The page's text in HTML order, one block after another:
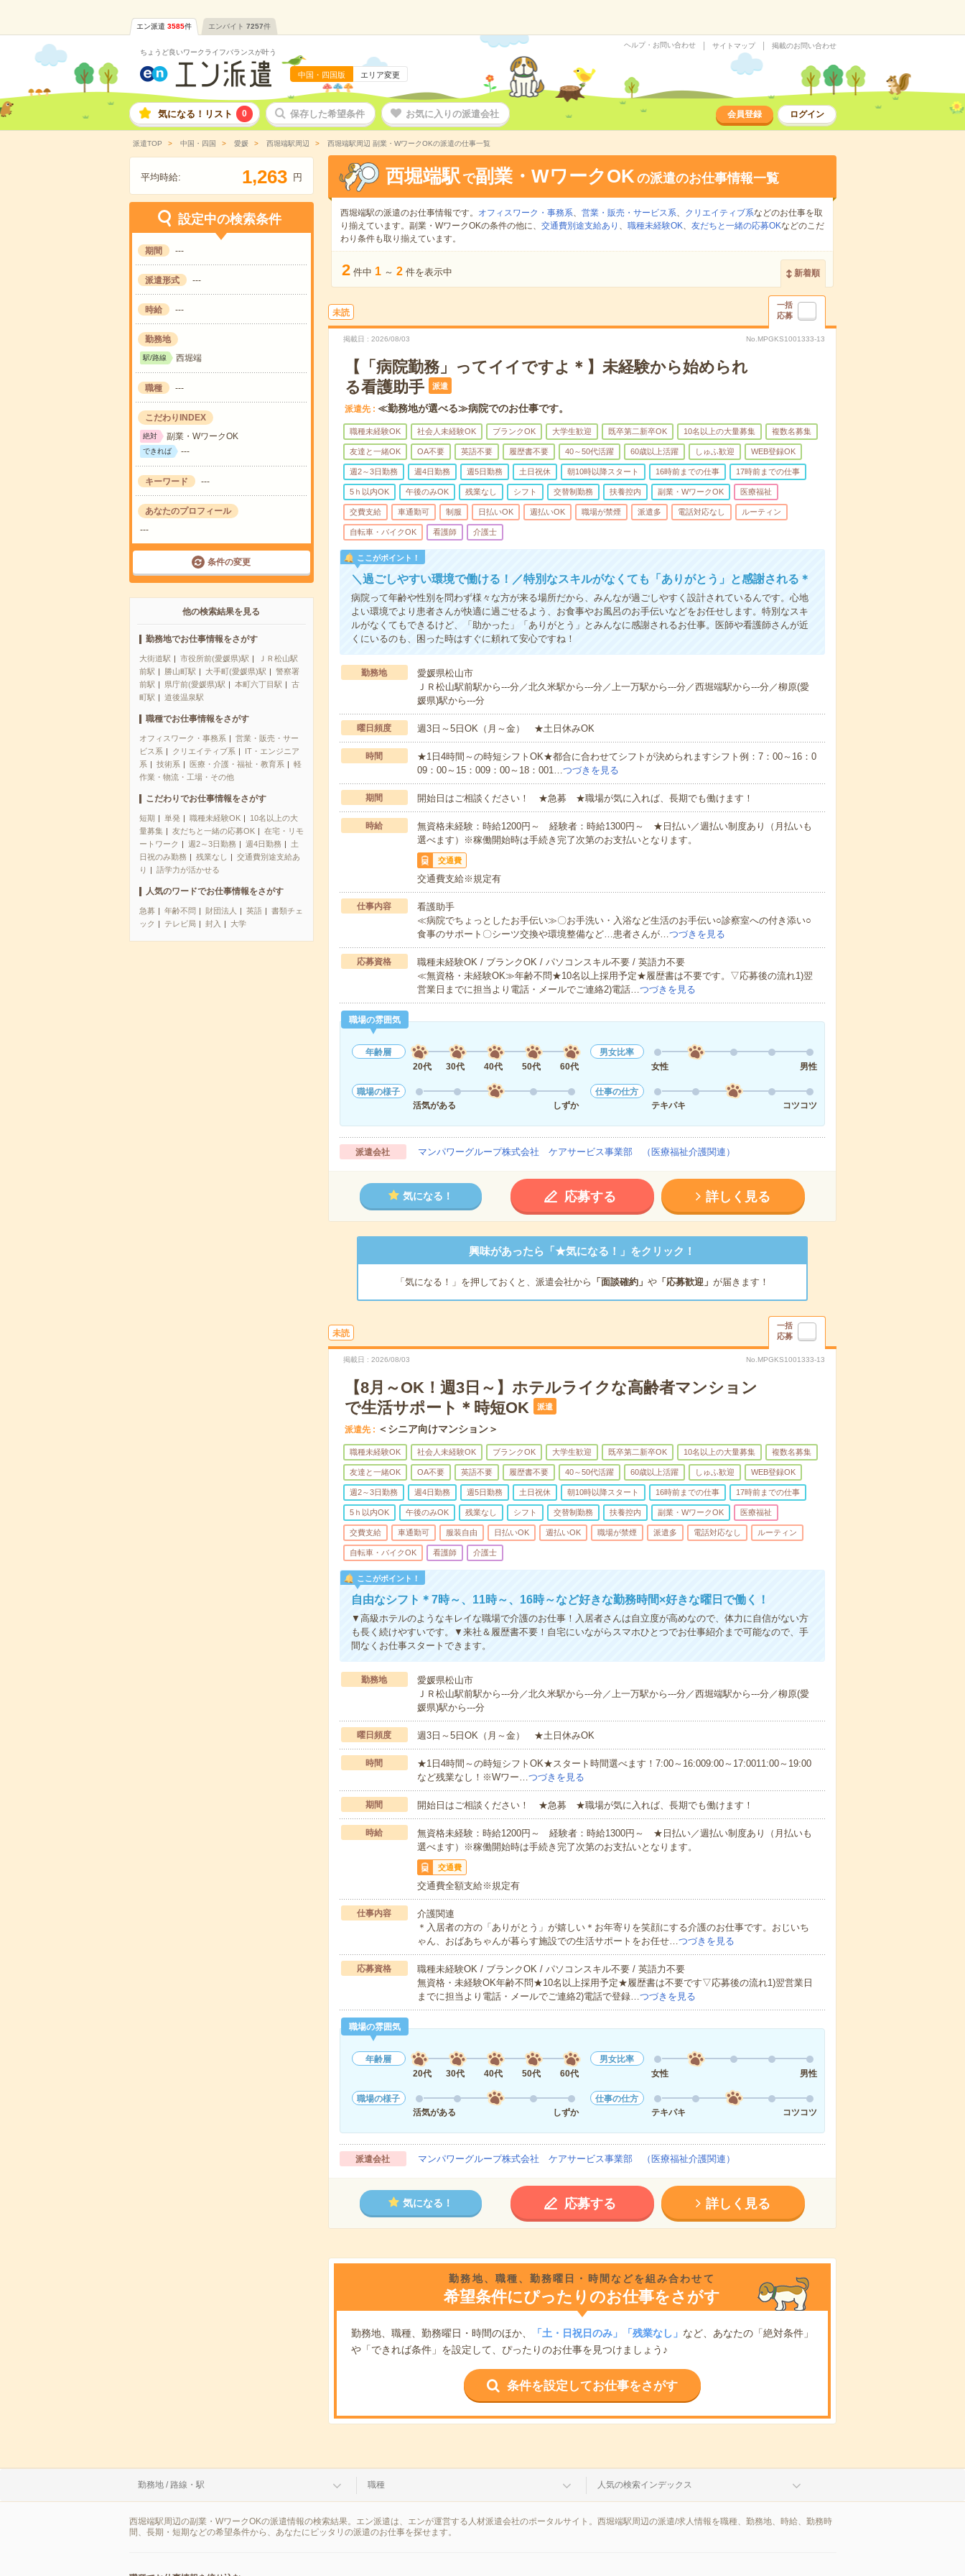
エン派遣 3585件 エンバイト 7257件
ちょうど良いワークライフバランスが叶う
中国・四国版 エリア変更
ヘルプ・お問い合わせ サイトマップ 掲載のお問い合わせ
気になる！リスト 0 保存した希望条件 お気に入りの派遣会社 会員登録 ログイン
派遣TOP 中国・四国 愛媛 西堀端駅周辺 西堀端駅周辺 副業・WワークOKの派遣の仕事一覧
平均時給: 1,263 円
設定中の検索条件
期間 ---
派遣形式 ---
時給 ---
勤務地
駅/路線 西堀端
職種 ---
こだわりINDEX
絶対 副業・WワークOK
できれば ---
キーワード ---
あなたのプロフィール
---
条件の変更
他の検索結果を見る
勤務地でお仕事情報をさがす
大街道駅 市役所前(愛媛県)駅
ＪＲ松山駅
前駅
勝山町駅 大手町(愛媛県)駅
警察署
前駅
県庁前(愛媛県)駅 本町六丁目駅
古
町駅
道後温泉駅
職種でお仕事情報をさがす
オフィスワーク・事務系
営業・販売・サー
ビス系
クリエイティブ系
IT・エンジニア
系
技術系 医療・介護・福祉・教育系
軽
作業・物流・工場・その他
こだわりでお仕事情報をさがす
短期 単発 職種未経験OK
10名以上の大
量募集
友だちと一緒の応募OK
在宅・リモ
ートワーク
週2～3日勤務 週4日勤務
土
日祝のみ勤務
残業なし
交通費別途支給あ
り
語学力が活かせる
人気のワードでお仕事情報をさがす
急募 年齢不問 財団法人 英語
書類チェ
ック
テレビ局 封入 大学
西堀端駅 で副業・WワークOKの派遣のお仕事情報一覧
西堀端駅の派遣のお仕事情報です。 オフィスワーク・事務系、 営業・販売・サービス系、 クリエイティブ系などのお仕事を取
り揃えています。副業・WワークOKの条件の他に、 交通費別途支給あり 、 職種未経験OK、 友だちと一緒の応募OKなどのこだ
わり条件も取り揃えています。
2 件中 1 ～ 2 件を表示中 新着順
未読
一括
応募
掲載日 2026/08/03 No.MPGKS1001333-13
【「病院勤務」ってイイですよ＊】未経験から始められ
る看護助手
派遣
派遣先 ≪勤務地が選べる≫病院でのお仕事です。
職種未経験OK 社会人未経験OK ブランクOK 大学生歓迎 既卒第二新卒OK 10名以上の大量募集 複数名募集
友達と一緒OK OA不要 英語不要 履歴書不要 40～50代活躍 60歳以上活躍 しゅふ歓迎 WEB登録OK
週2～3日勤務 週4日勤務 週5日勤務 土日祝休 朝10時以降スタート 16時前までの仕事 17時前までの仕事
5ｈ以内OK 午後のみOK 残業なし シフト 交替制勤務 扶養控内 副業・WワークOK 医療福祉
交費支給 車通勤可 制服 日払いOK 週払いOK 職場が禁煙 派遣多 電話対応なし ルーティン
自転車・バイクOK 看護師 介護士
ここがポイント！
＼過ごしやすい環境で働ける！／特別なスキルがなくても「ありがとう」と感謝される＊
病院って年齢や性別を問わず様々な方が来る場所だから、みんなが過ごしやすく設計されているんです。心地
よい環境でより患者さんが快適に過ごせるよう、お食事やお風呂のお手伝いなどをお任せします。特別なスキ
ルがなくてもできるけど、「助かった」「ありがとう」とみんなに感謝されるお仕事。医師や看護師さんが近
くにいるのも、困った時はすぐに頼れて安心ですね！
勤務地
愛媛県松山市
ＪＲ松山駅前駅から---分／北久米駅から---分／上一万駅から---分／西堀端駅から---分／柳原(愛
媛県)駅から---分
曜日頻度 週3日～5日OK（月～金） ★土日休みOK
時間
★1日4時間～の時短シフトOK★都合に合わせてシフトが決められますシフト例：7：00～16：0
09：00～15：009：00～18：001…つづきを見る
期間 開始日はご相談ください！ ★急募 ★職場が気に入れば、長期でも働けます！
時給
無資格未経験：時給1200円～ 経験者：時給1300円～ ★日払い／週払い制度あり（月払いも
選べます）※稼働開始時は手続き完了次第のお支払いとなります。
交通費
交通費支給※規定有
仕事内容
看護助手
≪病院でちょっとしたお手伝い≫〇お手洗い・入浴など生活のお手伝い○診察室への付き添い○
食事のサポート〇シーツ交換や環境整備など…患者さんが…つづきを見る
応募資格
職種未経験OK / ブランクOK / パソコンスキル不要 / 英語力不要
≪無資格・未経験OK≫年齢不問★10名以上採用予定★履歴書は不要です。▽応募後の流れ1)翌
営業日までに担当より電話・メールでご連絡2)電話…つづきを見る
職場の雰囲気
年齢層
20代
30代 40代 50代 60代
男女比率
女性
男性
職場の様子
活気がある
しずか
仕事の仕方
テキパキ
コツコツ
派遣会社 マンパワーグループ株式会社 ケアサービス事業部 （医療福祉介護関連）
気になる！ 応募する 詳しく見る
興味があったら「★気になる！」をクリック！
「気になる！」を押しておくと、派遣会社から 「面談確約」 や「応募歓迎」 が届きます！
未読
一括
応募
掲載日 2026/08/03 No.MPGKS1001333-13
【8月～OK！週3日～】ホテルライクな高齢者マンション
で生活サポート＊時短OK
派遣
派遣先 ＜シニア向けマンション＞
職種未経験OK 社会人未経験OK ブランクOK 大学生歓迎 既卒第二新卒OK 10名以上の大量募集 複数名募集
友達と一緒OK OA不要 英語不要 履歴書不要 40～50代活躍 60歳以上活躍 しゅふ歓迎 WEB登録OK
週2～3日勤務 週4日勤務 週5日勤務 土日祝休 朝10時以降スタート 16時前までの仕事 17時前までの仕事
5ｈ以内OK 午後のみOK 残業なし シフト 交替制勤務 扶養控内 副業・WワークOK 医療福祉
交費支給 車通勤可 服装自由 日払いOK 週払いOK 職場が禁煙 派遣多 電話対応なし ルーティン
自転車・バイクOK 看護師 介護士
ここがポイント！
自由なシフト＊7時～、11時～、16時～など好きな勤務時間×好きな曜日で働く！
▼高級ホテルのようなキレイな職場で介護のお仕事！入居者さんは自立度が高めなので、体力に自信がない方
も長く続けやすいです。▼来社＆履歴書不要！自宅にいながらスマホひとつでお仕事紹介まで可能なので、手
間なくお仕事スタートできます。
勤務地
愛媛県松山市
ＪＲ松山駅前駅から---分／北久米駅から---分／上一万駅から---分／西堀端駅から---分／柳原(愛
媛県)駅から---分
曜日頻度 週3日～5日OK（月～金） ★土日休みOK
時間
★1日4時間～の時短シフトOK★スタート時間選べます！7:00～16:009:00～17:0011:00～19:00
など残業なし！※Wワー…つづきを見る
期間 開始日はご相談ください！ ★急募 ★職場が気に入れば、長期でも働けます！
時給
無資格未経験：時給1200円～ 経験者：時給1300円～ ★日払い／週払い制度あり（月払いも
選べます）※稼働開始時は手続き完了次第のお支払いとなります。
交通費
交通費全額支給※規定有
仕事内容
介護関連
＊入居者の方の「ありがとう」が嬉しい＊お年寄りを笑顔にする介護のお仕事です。おじいち
ゃん、おばあちゃんが暮らす施設での生活サポートをお任せ…つづきを見る
応募資格
職種未経験OK / ブランクOK / パソコンスキル不要 / 英語力不要
無資格・未経験OK年齢不問★10名以上採用予定★履歴書は不要です▽応募後の流れ1)翌営業日
までに担当より電話・メールでご連絡2)電話で登録…つづきを見る
職場の雰囲気
年齢層
20代
30代 40代 50代 60代
男女比率
女性
男性
職場の様子
活気がある
しずか
仕事の仕方
テキパキ
コツコツ
派遣会社 マンパワーグループ株式会社 ケアサービス事業部 （医療福祉介護関連）
気になる！ 応募する 詳しく見る
勤務地、職種、勤務曜日・時間などを組み合わせて
希望条件にぴったりのお仕事をさがす
勤務地、職種、勤務曜日・時間のほか、 「土・日祝日のみ」「残業なし」 など、あなたの「絶対条件」
や「できれば条件」を設定して、ぴったりのお仕事を見つけましょう♪
条件を設定してお仕事をさがす
勤務地 / 路線・駅 職種 人気の検索インデックス
西堀端駅周辺の副業・WワークOKの派遣情報の検索結果。エン派遣は、エンが運営する人材派遣会社のポータルサイト。西堀端駅周辺の派遣/求人情報を職種、勤務地、時給、勤務時
間、長期・短期などの希望条件から、あなたにピッタリの派遣のお仕事を探せます。